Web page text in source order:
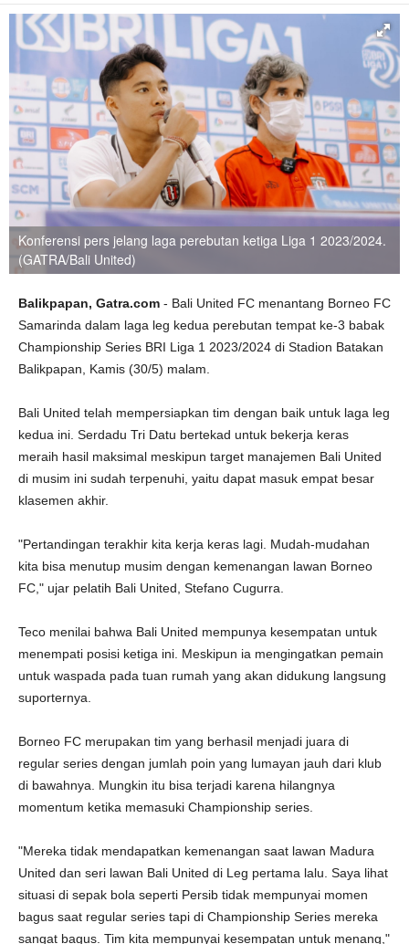
Konferensi pers jelang laga perebutan ketiga Liga 1 2023/2024.
(GATRA/Bali United)
Balikpapan, Gatra.com - Bali United FC menantang Borneo FC
Samarinda dalam laga leg kedua perebutan tempat ke-3 babak
Championship Series BRI Liga 1 2023/2024 di Stadion Batakan
Balikpapan, Kamis (30/5) malam.
Bali United telah mempersiapkan tim dengan baik untuk laga leg
kedua ini. Serdadu Tri Datu bertekad untuk bekerja keras
meraih hasil maksimal meskipun target manajemen Bali United
di musim ini sudah terpenuhi, yaitu dapat masuk empat besar
klasemen akhir.
"Pertandingan terakhir kita kerja keras lagi. Mudah-mudahan
kita bisa menutup musim dengan kemenangan lawan Borneo
FC," ujar pelatih Bali United, Stefano Cugurra.
Teco menilai bahwa Bali United mempunya kesempatan untuk
menempati posisi ketiga ini. Meskipun ia mengingatkan pemain
untuk waspada pada tuan rumah yang akan didukung langsung
suporternya.
Borneo FC merupakan tim yang berhasil menjadi juara di
regular series dengan jumlah poin yang lumayan jauh dari klub
di bawahnya. Mungkin itu bisa terjadi karena hilangnya
momentum ketika memasuki Championship series.
"Mereka tidak mendapatkan kemenangan saat lawan Madura
United dan seri lawan Bali United di Leg pertama lalu. Saya lihat
situasi di sepak bola seperti Persib tidak mempunyai momen
bagus saat regular series tapi di Championship Series mereka
sangat bagus. Tim kita mempunyai kesempatan untuk menang,"